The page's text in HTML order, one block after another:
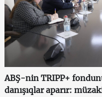
ABŞ-nin TRIPP+
danışıqlar aparır: